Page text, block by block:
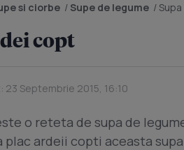
si ciorbe / Supe de legume /
copt
23 Septembrie 2015, 16:10
o reteta de supa de
ardeii copti aceasta supa